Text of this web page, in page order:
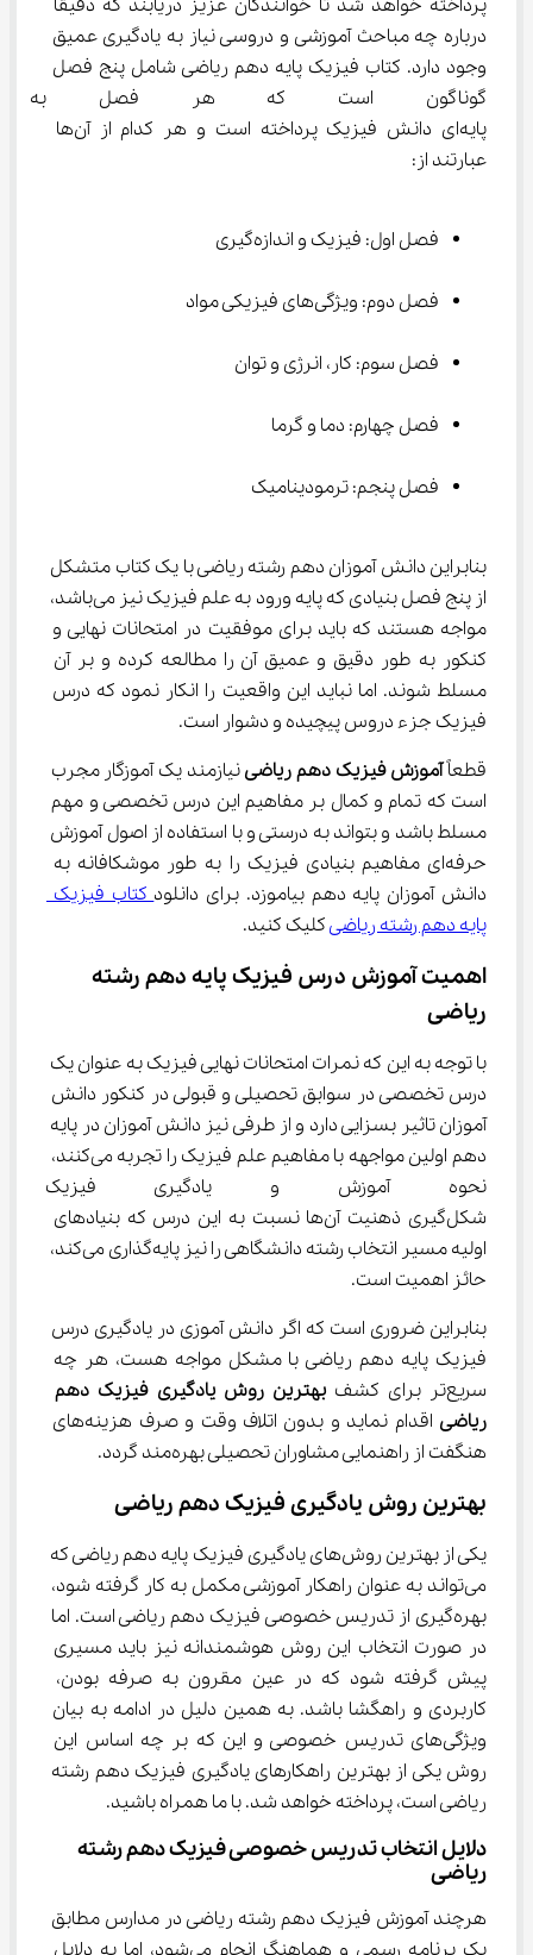
پرداخته خواهد شد تا خوانندگان عزیز دریابند که دقیقاً
درباره چه مباحث آموزشی و دروسی نیاز به یادگیری عمیق
وجود دارد. کتاب فیزیک پایه دهم ریاضی شامل پنج فصل
گوناگون است که هر فصل به
پایه‌ای دانش فیزیک پرداخته است و هر کدام از آن‌ها
عبارتند از:
فصل اول: فیزیک و اندازه‌گیری
فصل دوم: ویژگی‌های فیزیکی مواد
فصل سوم: کار، انرژی و توان
فصل چهارم: دما و گرما
فصل پنجم: ترمودینامیک
بنابراین دانش آموزان دهم رشته ریاضی با یک کتاب متشکل
از پنج فصل بنیادی که پایه ورود به علم فیزیک نیز می‌باشد،
مواجه هستند که باید برای موفقیت در امتحانات نهایی و
کنکور به طور دقیق و عمیق آن را مطالعه کرده و بر آن
مسلط شوند. اما نباید این واقعیت را انکار نمود که درس
فیزیک جزء دروس پیچیده و دشوار است.
قطعاً آموزش فیزیک دهم ریاضی نیازمند یک آموزگار مجرب
است که تمام و کمال بر مفاهیم این درس تخصصی و مهم
مسلط باشد و بتواند به درستی و با استفاده از اصول آموزش
حرفه‌ای مفاهیم بنیادی فیزیک را به طور موشکافانه به
دانش آموزان پایه دهم بیاموزد. برای دانلود کتاب فیزیک
پایه دهم رشته ریاضی کلیک کنید.
اهمیت آموزش درس فیزیک پایه دهم رشته
ریاضی
با توجه به این که نمرات امتحانات نهایی فیزیک به عنوان یک
درس تخصصی در سوابق تحصیلی و قبولی در کنکور دانش
آموزان تاثیر بسزایی دارد و از طرفی نیز دانش آموزان در پایه
دهم اولین مواجهه با مفاهیم علم فیزیک را تجربه می‌کنند،
نحوه آموزش و یادگیری
شکل‌گیری ذهنیت آن‌ها نسبت به این درس که بنیادهای
اولیه مسیر انتخاب رشته دانشگاهی را نیز پایه‌گذاری می‌کند،
حائز اهمیت است.
بنابراین ضروری است که اگر دانش آموزی در یادگیری درس
فیزیک پایه دهم ریاضی با مشکل مواجه هست، هر چه
سریع‌تر برای کشف
بهترین روش یادگیری فیزیک دهم
ریاضی
اقدام نماید و بدون اتلاف وقت و صرف هزینه‌های
هنگفت از راهنمایی مشاوران تحصیلی بهره‌مند گردد.
بهترین روش یادگیری فیزیک دهم ریاضی
یکی از بهترین روش‌های یادگیری فیزیک پایه دهم ریاضی که
می‌تواند به عنوان راهکار آموزشی مکمل به کار گرفته شود،
بهره‌گیری از تدریس خصوصی فیزیک دهم ریاضی است. اما
در صورت انتخاب این روش هوشمندانه نیز باید مسیری
پیش گرفته شود که در عین مقرون به صرفه بودن،
کاربردی و راهگشا باشد. به همین دلیل در ادامه به بیان
ویژگی‌های تدریس خصوصی و این که بر چه اساس این
روش یکی از بهترین راهکارهای یادگیری فیزیک دهم رشته
ریاضی است، پرداخته خواهد شد. با ما همراه باشید.
دلایل انتخاب تدریس خصوصی فیزیک دهم رشته
ریاضی
هرچند آموزش فیزیک دهم رشته ریاضی در مدارس مطابق